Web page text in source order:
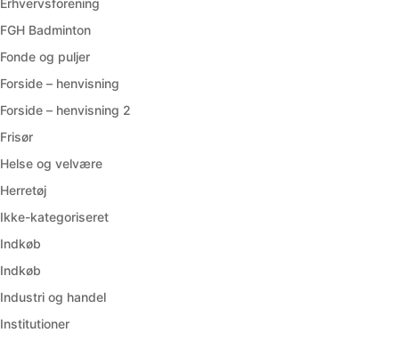
Erhvervsforening
FGH Badminton
Fonde og puljer
Forside – henvisning
Forside – henvisning 2
Frisør
Helse og velvære
Herretøj
Ikke-kategoriseret
Indkøb
Indkøb
Industri og handel
Institutioner